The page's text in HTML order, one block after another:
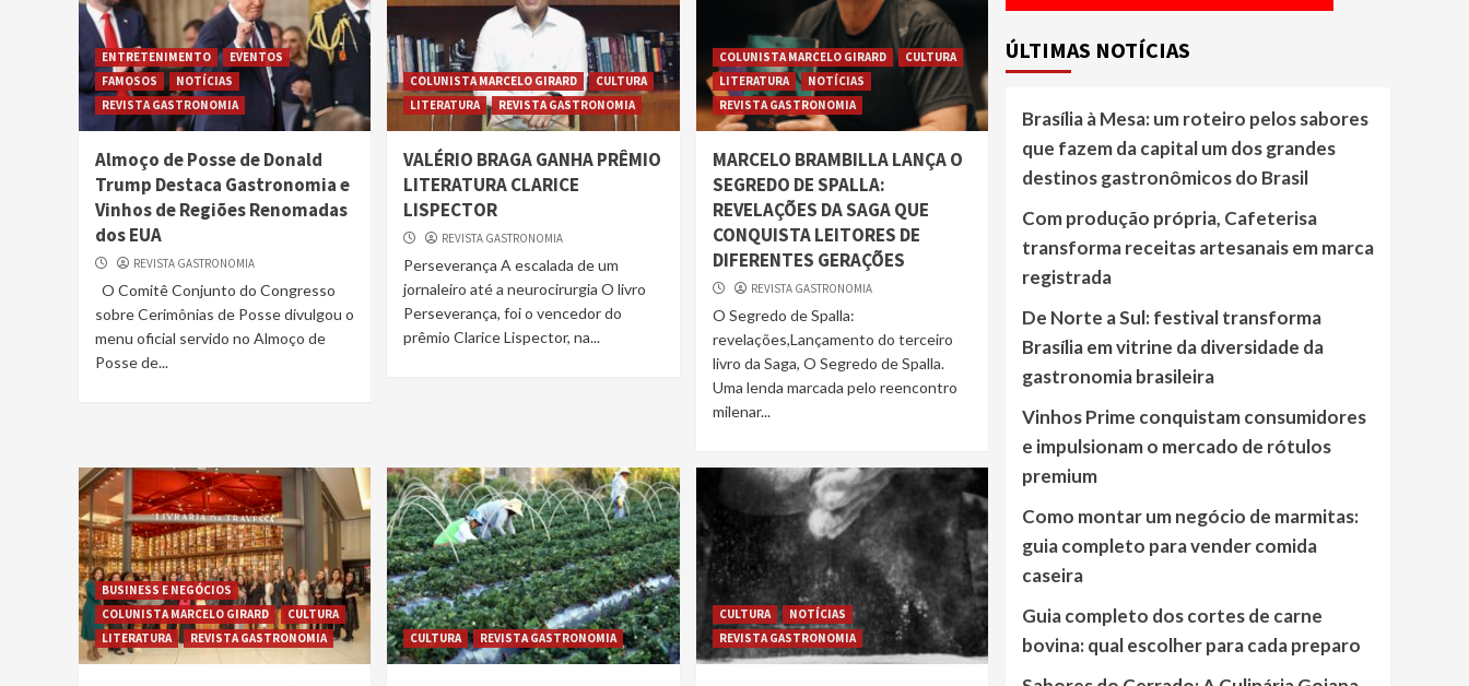
ENTRETENIMENTO
EVENTOS
FAMOSOS
NOTÍCIAS
REVISTA GASTRONOMIA
Almoço de Posse de Donald
Trump Destaca Gastronomia e
Vinhos de Regiões Renomadas
dos EUA
REVISTA GASTRONOMIA
O Comitê Conjunto do Congresso
sobre Cerimônias de Posse divulgou o
menu oficial servido no Almoço de
Posse de...
COLUNISTA MARCELO GIRARD
CULTURA
LITERATURA
REVISTA GASTRONOMIA
VALÉRIO BRAGA GANHA PRÊMIO
LITERATURA CLARICE
LISPECTOR
REVISTA GASTRONOMIA
Perseverança A escalada de um
jornaleiro até a neurocirurgia O livro
Perseverança, foi o vencedor do
prêmio Clarice Lispector, na...
COLUNISTA MARCELO GIRARD
CULTURA
LITERATURA
NOTÍCIAS
REVISTA GASTRONOMIA
MARCELO BRAMBILLA LANÇA O
SEGREDO DE SPALLA:
REVELAÇÕES DA SAGA QUE
CONQUISTA LEITORES DE
DIFERENTES GERAÇÕES
REVISTA GASTRONOMIA
O Segredo de Spalla:
revelações,Lançamento do terceiro
livro da Saga, O Segredo de Spalla.
Uma lenda marcada pelo reencontro
milenar...
BUSINESS E NEGÓCIOS
COLUNISTA MARCELO GIRARD
CULTURA
LITERATURA
REVISTA GASTRONOMIA CULTURA REVISTA GASTRONOMIA
CULTURA
NOTÍCIAS
REVISTA GASTRONOMIA
ÚLTIMAS NOTÍCIAS
Brasília à Mesa: um roteiro pelos sabores
que fazem da capital um dos grandes
destinos gastronômicos do Brasil
Com produção própria, Cafeterisa
transforma receitas artesanais em marca
registrada
De Norte a Sul: festival transforma
Brasília em vitrine da diversidade da
gastronomia brasileira
Vinhos Prime conquistam consumidores
e impulsionam o mercado de rótulos
premium
Como montar um negócio de marmitas:
guia completo para vender comida
caseira
Guia completo dos cortes de carne
bovina: qual escolher para cada preparo